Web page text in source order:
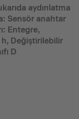
aydınlatma
Sensör anahtar
Entegre,
Değiştirilebilir
D